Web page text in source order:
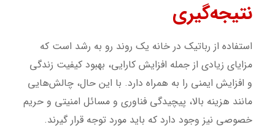
نتیجه‌گیری
استفاده از رباتیک در خانه یک روند رو به رشد است که
مزایای زیادی از جمله افزایش کارایی، بهبود کیفیت زندگی
و افزایش ایمنی را به همراه دارد. با این حال، چالش‌هایی
مانند هزینه بالا، پیچیدگی فناوری و مسائل امنیتی و حریم
خصوصی نیز وجود دارد که باید مورد توجه قرار گیرند.